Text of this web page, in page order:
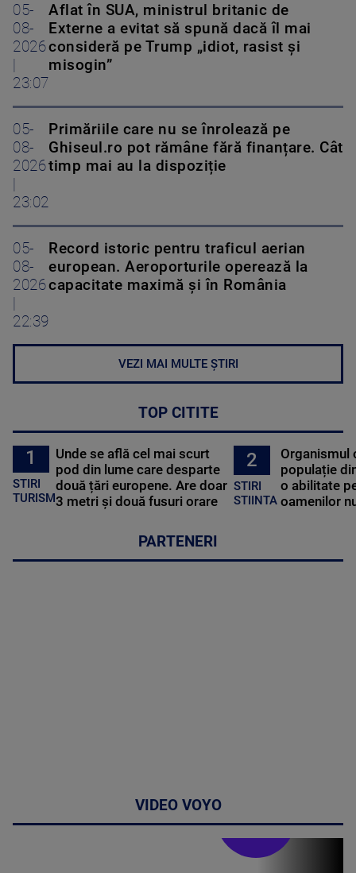
05-
08-
2026
23:07
Aflat în SUA, ministrul britanic de
Externe a evitat să spună dacă îl mai
consideră pe Trump „idiot, rasist și
misogin”
05-
08-
2026
23:02
Primăriile care nu se înrolează pe
Ghiseul.ro pot rămâne fără finanțare. Cât
timp mai au la dispoziție
05-
08-
2026
22:39
Record istoric pentru traficul aerian
european. Aeroporturile operează la
capacitate maximă și în România
VEZI MAI MULTE ȘTIRI
TOP CITITE
1
STIRI
TURISM
Unde se află cel mai scurt
pod din lume care desparte
două țări europene. Are doar
3 metri și două fusuri orare
2
STIRI
STIINTA
Organismul
populație
o abilitate
oamenilor
PARTENERI
VIDEO VOYO